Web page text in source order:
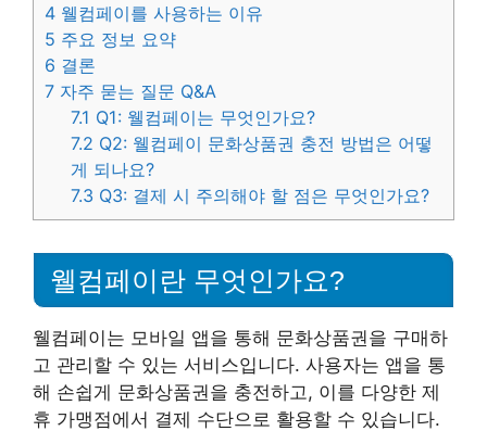
4 웰컴페이를 사용하는 이유
5 주요 정보 요약
6 결론
7 자주 묻는 질문 Q&A
7.1 Q1: 웰컴페이는 무엇인가요?
7.2 Q2: 웰컴페이 문화상품권 충전 방법은 어떻
게 되나요?
7.3 Q3: 결제 시 주의해야 할 점은 무엇인가요?
웰컴페이란 무엇인가요?
웰컴페이는 모바일 앱을 통해 문화상품권을 구매하
고 관리할 수 있는 서비스입니다. 사용자는 앱을 통
해 손쉽게 문화상품권을 충전하고, 이를 다양한 제
휴 가맹점에서 결제 수단으로 활용할 수 있습니다.